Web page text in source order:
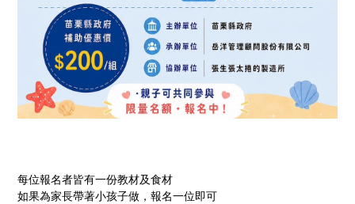
每位報名者皆有一份教材及食材
如果為家長帶著小孩子做，報名一位即可